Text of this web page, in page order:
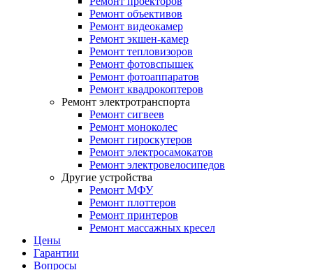
Ремонт объективов
Ремонт видеокамер
Ремонт экшен-камер
Ремонт тепловизоров
Ремонт фотовспышек
Ремонт фотоаппаратов
Ремонт квадрокоптеров
Ремонт электротранспорта
Ремонт сигвеев
Ремонт моноколес
Ремонт гироскутеров
Ремонт электросамокатов
Ремонт электровелосипедов
Другие устройства
Ремонт МФУ
Ремонт плоттеров
Ремонт принтеров
Ремонт массажных кресел
Цены
Гарантии
Вопросы